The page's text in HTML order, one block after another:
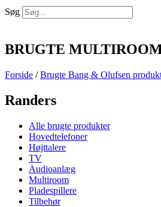
Søg
BRUGTE
Forside /Brugte Bang & Olufsen
Randers
Alle brugte produkter
Hovedtelefoner
Højttalere
TV
Audioanlæg
Multiroom
Pladespillere
Tilbehør